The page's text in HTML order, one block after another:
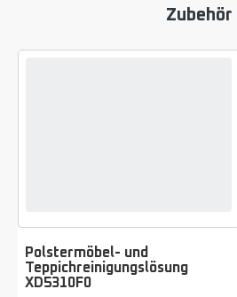
Zubehör
Polstermöbel- und
Teppichreinigungslösung
XD5310F0
Bewertung